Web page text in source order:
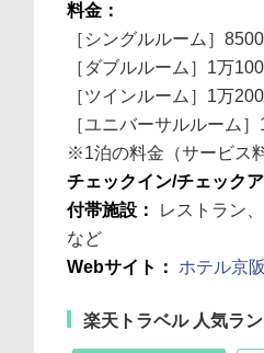
料金：
［シングルルーム］
［ダブルルーム］1万
［ツインルーム］1万
［ユニバーサルルーム
※1泊の料金（サービス
チェックイン/チェック
付帯施設：
レストラン
など
Webサイト： ホテル京
楽天トラベル 人気ラ